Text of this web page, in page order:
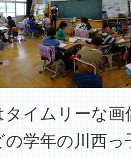
タイムリーな
の学年の川西